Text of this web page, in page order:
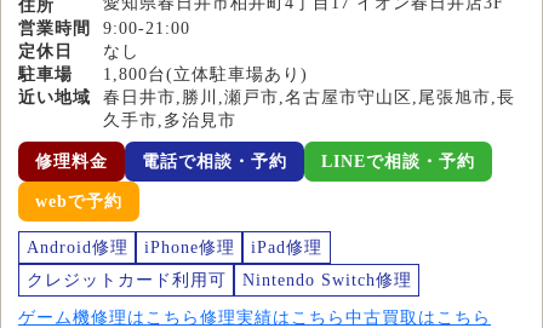
住所
営業時間
9:00-21:00
定休日
なし
駐車場
1,800台(立体駐車場あり)
近い地域
春日井市,勝川,瀬戸市,名古屋市守山区,尾張旭市,長
久手市,多治見市
修理料金 電話で相談・予約 LINEで相談・予約
webで予約
Android修理 iPhone修理
iPad修理
クレジットカード利用可
Nintendo Switch修理
ゲーム機修理はこちら 修理実績はこちら 中古買取はこちら